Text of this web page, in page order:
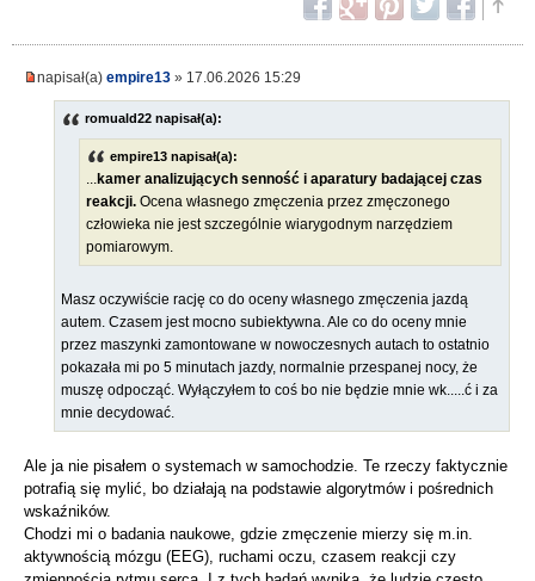
napisał(a) empire13 » 17.06.2026 15:29
romuald22 napisał(a):
empire13 napisał(a):
kamer analizujących senność i aparatury badającej czas
reakcji. Ocena własnego zmęczenia przez zmęczonego
człowieka nie jest szczególnie wiarygodnym narzędziem
pomiarowym.
Masz oczywiście rację co do oceny własnego zmęczenia jazdą
autem. Czasem jest mocno subiektywna. Ale co do oceny mnie
przez maszynki zamontowane w nowoczesnych autach to ostatnio
pokazała mi po 5 minutach jazdy, normalnie przespanej nocy, że
muszę odpocząć. Wyłączyłem to coś bo nie będzie mnie wk.....ć i za
mnie decydować.
Ale ja nie pisałem o systemach w samochodzie. Te rzeczy faktycznie
potrafią się mylić, bo działają na podstawie algorytmów i pośrednich
wskaźników.
Chodzi mi o badania naukowe, gdzie zmęczenie mierzy się m.in.
aktywnością mózgu (EEG), ruchami oczu, czasem reakcji czy